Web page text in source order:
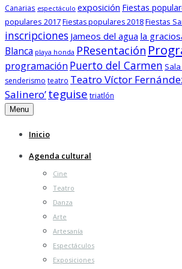
Canarias espectáculo exposición Fiestas
populares 2017Fiestas populares 2018Fiestas
inscripciones Jameos del agua la
Blanca playa honda PResentación
programación Puerto del Carmen
senderismo teatro Teatro Víctor
Salinero’teguise triatlón
Menu
Inicio
Agenda cultural
Cine
Teatro
Danza
Arte
Artesanía
Espectáculos
Exposiciones